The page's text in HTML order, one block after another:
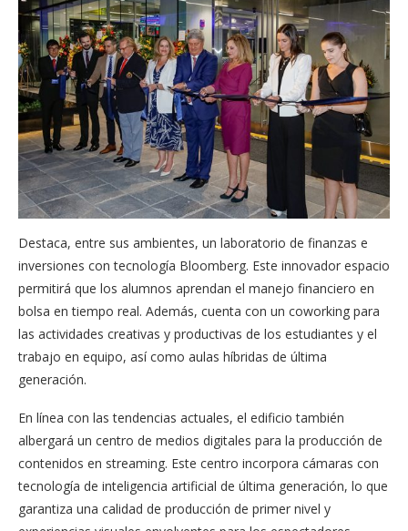
Destaca, entre sus ambientes, un laboratorio de finanzas e
inversiones con tecnología Bloomberg. Este innovador espacio
permitirá que los alumnos aprendan el manejo financiero en
bolsa en tiempo real. Además, cuenta con un coworking para
las actividades creativas y productivas de los estudiantes y el
trabajo en equipo, así como aulas híbridas de última
generación.
En línea con las tendencias actuales, el edificio también
albergará un centro de medios digitales para la producción de
contenidos en streaming. Este centro incorpora cámaras con
tecnología de inteligencia artificial de última generación, lo que
garantiza una calidad de producción de primer nivel y